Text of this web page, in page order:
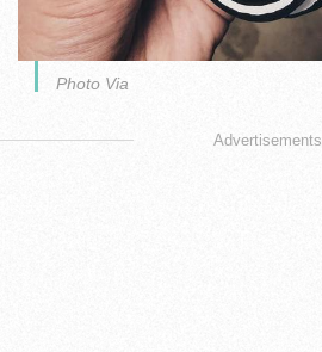
Photo Via
Advertisements